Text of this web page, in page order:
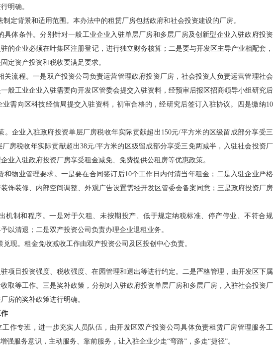
明确。
制定背景和适用范围。本办法中的租赁厂房包括政府和社会投资建设的厂房。
具体条件。分别针对一般工业企业入驻单层厂房和多层厂房及创新型企业入驻政府投资
的企业必须在叶集区注册登记，进行独立财务核算；二是要与开发区主导产业相配套，
定资产投资和税收要满足要求。
关流程。一是双产投资公司负责运营管理政府投资厂房，社会投资人负责运营管理社会
般工业企业入驻需要向开发区管委会提交入驻资料，经预审后报区招商领导小组研究后
需向区科技经信局提交入驻资料，初审合格的，经研究后签订入驻协议。四是缴纳10
。企业入驻政府投资单层厂房税收年实际贡献超出150元/平方米的区级留成部分享受三
房税收年实际贡献超出38元/平方米的区级留成部分享受三免两减半，入驻社会投资厂
业入驻政府投资厂房享受租金减免、免费提供公租房等优惠政策。
和物业管理要求。一是要在合同签订后10个工作日内付清当年租金；二是入驻企业严格
饰装修、内部空间调整、外观广告设置需经开发区管委会备案同意；三是政府投资厂房
机制和程序。一是对于欠租、未按期投产、低于规定纳税标准、停产停业、不符合规
以清退；二是双产投资公司负责办理企业退租业务。
兑现。租金免收减收工作由双产投资公司及区投创中心负责。
项目投资强度、税收强度、在园管理和退出等进行约定。二是严格管理，由开发区下属
取等工作。三是奖补政策，分别对入驻政府投资单层厂房和多层厂房，入驻社会投资厂
房的奖补政策进行明确。
作专班，进一步充实人员队伍，由开发区双产投资公司具体负责租赁厂房管理服务工
强服务意识，主动服务、靠前服务，让入驻企业少走“弯路”，多走“捷径”。